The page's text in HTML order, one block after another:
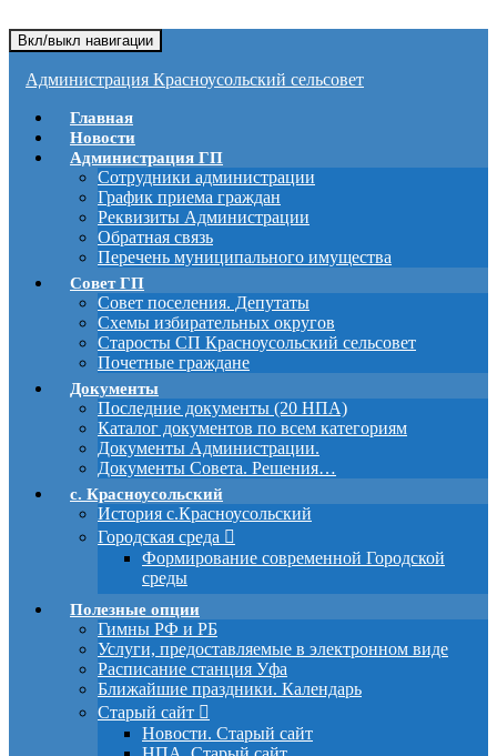
Вкл/выкл навигации
Администрация Красноусольский сельсовет
Главная
Новости
Администрация ГП
Сотрудники администрации
График приема граждан
Реквизиты Администрации
Обратная связь
Перечень муниципального имущества
Совет ГП
Совет поселения. Депутаты
Схемы избирательных округов
Старосты СП Красноусольский сельсовет
Почетные граждане
Документы
Последние документы (20 НПА)
Каталог документов по всем категориям
Документы Администрации.
Документы Совета. Решения…
с. Красноусольский
История с.Красноусольский
Городская среда
Формирование современной Городской
среды
Полезные опции
Гимны РФ и РБ
Услуги, предоставляемые в электронном виде
Расписание станция Уфа
Ближайшие праздники. Календарь
Старый сайт
Новости. Старый сайт